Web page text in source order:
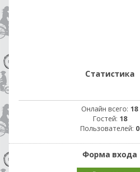
Статистика
Онлайн всего: 18
Гостей: 18
Пользователей: 0
Форма входа